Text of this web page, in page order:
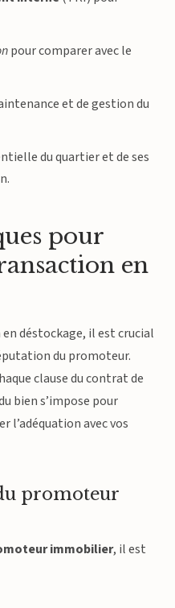
pour comparer avec le
et de gestion du
du quartier et de ses
pour
en
déstockage, il est crucial
du promoteur.
clause du contrat de
bien s’impose pour
l’adéquation avec vos
promoteur
immobilier, il est